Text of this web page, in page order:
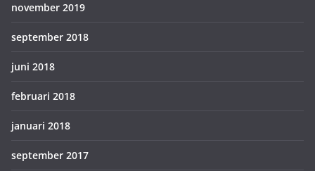
november 2019
september 2018
juni 2018
februari 2018
januari 2018
september 2017